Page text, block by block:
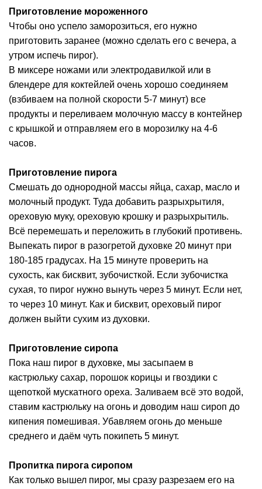
Приготовление мороженного
Чтобы оно успело заморозиться, его нужно
приготовить заранее (можно сделать его с вечера, а
утром испечь пирог).
В миксере ножами или электродавилкой или в
блендере для коктейлей очень хорошо соединяем
(взбиваем на полной скорости 5-7 минут) все
продукты и переливаем молочную массу в контейнер
с крышкой и отправляем его в морозилку на 4-6
часов.
Приготовление пирога
Смешать до однородной массы яйца, сахар, масло и
молочный продукт. Туда добавить разрыхрытиля,
ореховую муку, ореховую крошку и разрыхрытиль.
Всё перемешать и переложить в глубокий противень.
Выпекать пирог в разогретой духовке 20 минут при
180-185 градусах. На 15 минуте проверить на
сухость, как бисквит, зубочисткой. Если зубочистка
сухая, то пирог нужно вынуть через 5 минут. Если нет,
то через 10 минут. Как и бисквит, ореховый пирог
должен выйти сухим из духовки.
Приготовление сиропа
Пока наш пирог в духовке, мы засыпаем в
кастрюльку сахар, порошок корицы и гвоздики с
щепоткой мускатного ореха. Заливаем всё это водой,
ставим кастрюльку на огонь и доводим наш сироп до
кипения помешивая. Убавляем огонь до меньше
среднего и даём чуть покипеть 5 минут.
Пропитка пирога сиропом
Как только вышел пирог, мы сразу разрезаем его на